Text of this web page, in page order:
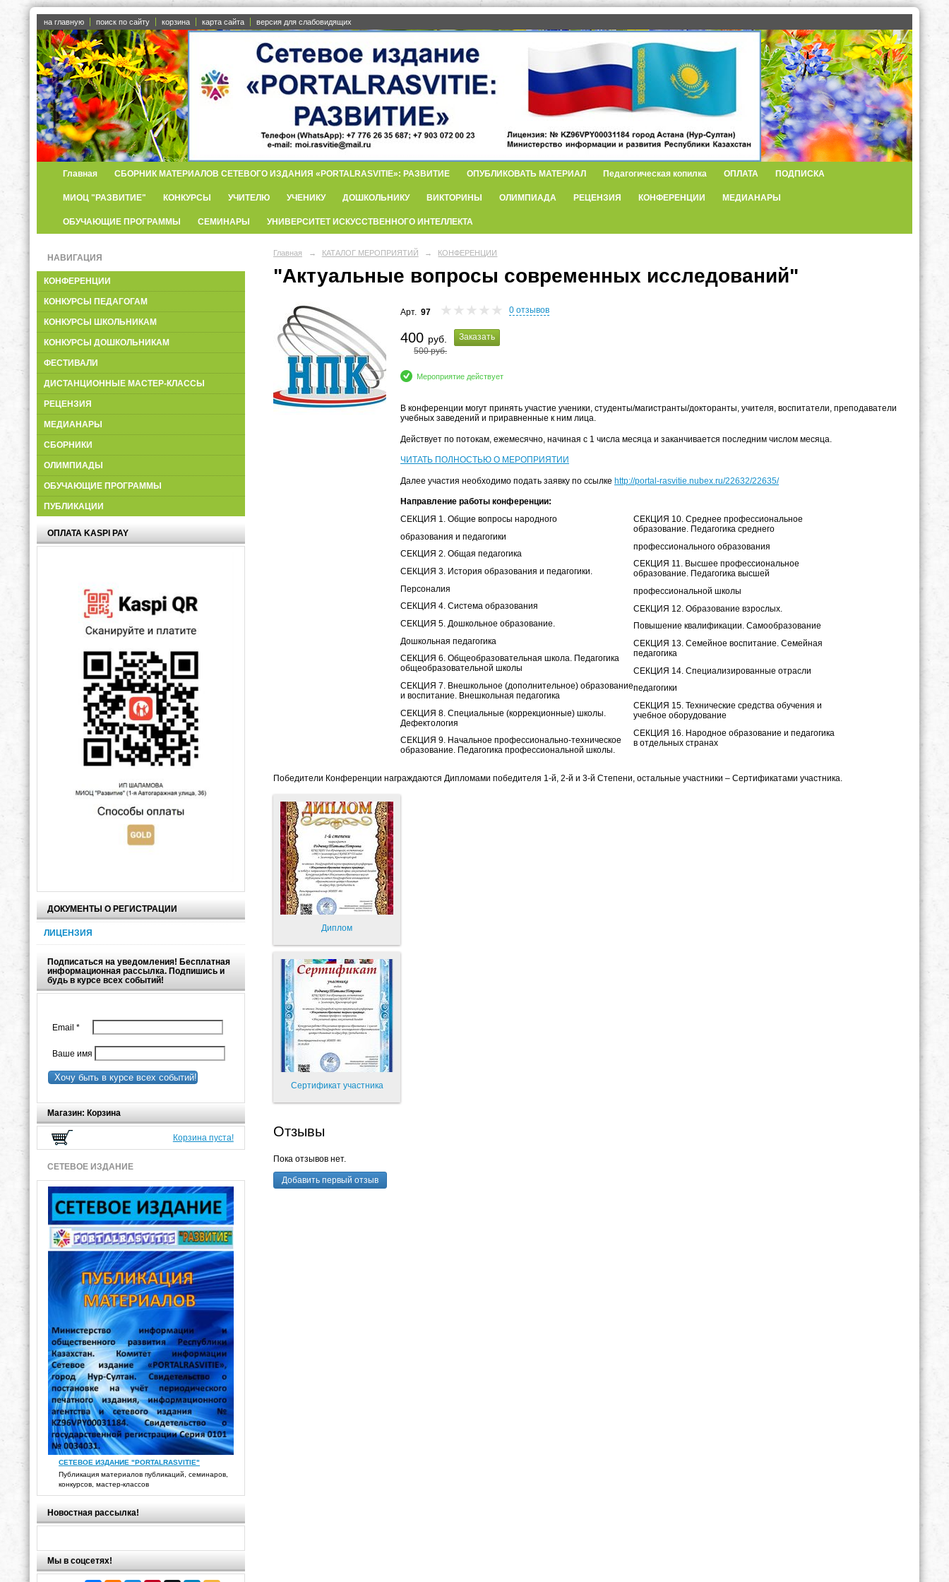
на главную поиск по сайту корзина карта сайта версия для слабовидящих
Главная СБОРНИК МАТЕРИАЛОВ СЕТЕВОГО ИЗДАНИЯ «PORTALRASVITIE»: РАЗВИТИЕ ОПУБЛИКОВАТЬ МАТЕРИАЛ Педагогическая копилка ОПЛАТА ПОДПИСКА
МИОЦ "РАЗВИТИЕ" КОНКУРСЫ УЧИТЕЛЮ УЧЕНИКУ ДОШКОЛЬНИКУ ВИКТОРИНЫ ОЛИМПИАДА РЕЦЕНЗИЯ КОНФЕРЕНЦИИ МЕДИАНАРЫ
ОБУЧАЮЩИЕ ПРОГРАММЫ СЕМИНАРЫ УНИВЕРСИТЕТ ИСКУССТВЕННОГО ИНТЕЛЛЕКТА
НАВИГАЦИЯ
КОНФЕРЕНЦИИ
КОНКУРСЫ ПЕДАГОГАМ
КОНКУРСЫ ШКОЛЬНИКАМ
КОНКУРСЫ ДОШКОЛЬНИКАМ
ФЕСТИВАЛИ
ДИСТАНЦИОННЫЕ МАСТЕР-КЛАССЫ
РЕЦЕНЗИЯ
МЕДИАНАРЫ
СБОРНИКИ
ОЛИМПИАДЫ
ОБУЧАЮЩИЕ ПРОГРАММЫ
ПУБЛИКАЦИИ
ОПЛАТА KASPI PAY
ДОКУМЕНТЫ О РЕГИСТРАЦИИ
ЛИЦЕНЗИЯ
Подписаться на уведомления! Бесплатная
информационная рассылка. Подпишись и
будь в курсе всех событий!
Email *
Ваше имя
Хочу быть в курсе всех событий!
Магазин: Корзина
Корзина пуста!
СЕТЕВОЕ ИЗДАНИЕ
СЕТЕВОЕ ИЗДАНИЕ "PORTALRASVITIE"
Публикация материалов публикаций, семинаров,
конкурсов, мастер-классов
Новостная рассылка!
Мы в соцсетях!
Главная → КАТАЛОГ МЕРОПРИЯТИЙ → КОНФЕРЕНЦИИ
"Актуальные вопросы современных исследований"
Арт. 97 0 отзывов
400 руб.
500руб.
Заказать
Мероприятие действует
В конференции могут принять участие ученики, студенты/магистранты/докторанты, учителя, воспитатели, преподаватели
учебных заведений и приравненные к ним лица.
Действует по потокам, ежемесячно, начиная с 1 числа месяца и заканчивается последним числом месяца.
ЧИТАТЬ ПОЛНОСТЬЮ О МЕРОПРИЯТИИ
Далее участия необходимо подать заявку по ссылке http://portal-rasvitie.nubex.ru/22632/22635/
Направление работы конференции:
СЕКЦИЯ 1. Общие вопросы народного
образования и педагогики
СЕКЦИЯ 2. Общая педагогика
СЕКЦИЯ 3. История образования и педагогики.
Персоналия
СЕКЦИЯ 4. Система образования
СЕКЦИЯ 5. Дошкольное образование.
Дошкольная педагогика
СЕКЦИЯ 6. Общеобразовательная школа. Педагогика
общеобразовательной школы
СЕКЦИЯ 7. Внешкольное (дополнительное) образование
и воспитание. Внешкольная педагогика
СЕКЦИЯ 8. Специальные (коррекционные) школы.
Дефектология
СЕКЦИЯ 9. Начальное профессионально-техническое
образование. Педагогика профессиональной школы.
СЕКЦИЯ 10. Среднее профессиональное
образование. Педагогика среднего
профессионального образования
СЕКЦИЯ 11. Высшее профессиональное
образование. Педагогика высшей
профессиональной школы
СЕКЦИЯ 12. Образование взрослых.
Повышение квалификации. Самообразование
СЕКЦИЯ 13. Семейное воспитание. Семейная
педагогика
СЕКЦИЯ 14. Специализированные отрасли
педагогики
СЕКЦИЯ 15. Технические средства обучения и
учебное оборудование
СЕКЦИЯ 16. Народное образование и педагогика
в отдельных странах
Победители Конференции награждаются Дипломами победителя 1-й, 2-й и 3-й Степени, остальные участники – Сертификатами участника.
Диплом
Сертификат участника
Отзывы
Пока отзывов нет.
Добавить первый отзыв